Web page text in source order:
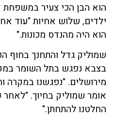
הוא הבן הכי צעיר
ילדים, שלוש אחיות "עוד
הוא היה מהנדס מכונות."
שמוליק גדל והתחנך בחוף
בצבא נפגש בתל השומר
מירושלים. "נפגשנו במקרה
אומר שמוליק בחיוך.
החלטנו להתחתן."